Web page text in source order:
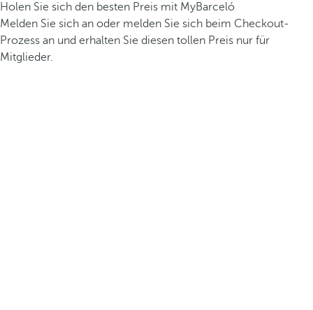
Holen Sie sich den besten Preis mit MyBarceló
Melden Sie sich an oder melden Sie sich beim Checkout-
Prozess an und erhalten Sie diesen tollen Preis nur für
Mitglieder.